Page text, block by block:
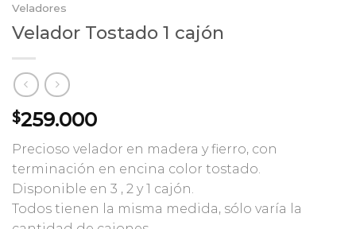
Veladores
Velador Tostado 1 cajón
$259.000
Precioso velador en madera y fierro, con
terminación en encina color tostado.
Disponible en 3 , 2 y 1 cajón.
Todos tienen la misma medida, sólo varía la